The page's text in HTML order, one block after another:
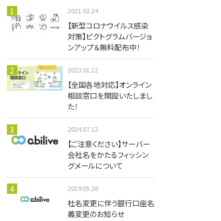
2021.02.24
【新型コロナウイルス感染
対策】ピクトグラムバージョ
ンアップ＆無料配布中！
2023.01.12
【全国各地対応】オンライン
相談窓口を開設いたしまし
た！
2024.07.12
【ご注意ください】サーバー
会社名をかたるフィッシン
グメールについて
2019.05.28
社名変更に伴う銀行口座名
義変更のお知らせ